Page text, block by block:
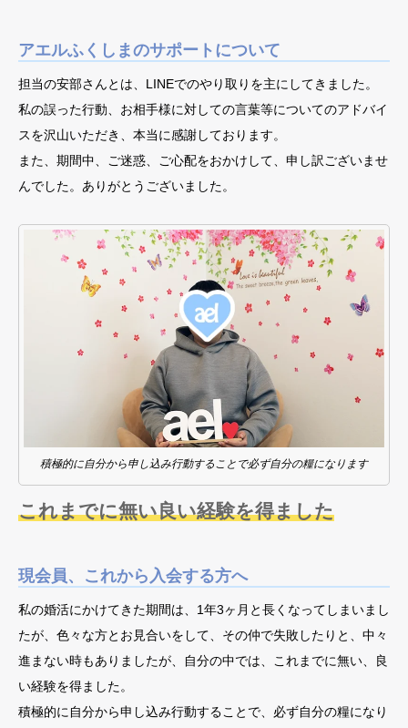
アエルふくしまのサポートについて
担当の安部さんとは、LINEでのやり取りを主にしてきました。
私の誤った行動、お相手様に対しての言葉等についてのアドバイ
スを沢山いただき、本当に感謝しております。
また、期間中、ご迷惑、ご心配をおかけして、申し訳ございませ
んでした。ありがとうございました。
積極的に自分から申し込み行動することで必ず自分の糧になります
これまでに無い良い経験を得ました
現会員、これから入会する方へ
私の婚活にかけてきた期間は、1年3ヶ月と長くなってしまいまし
たが、色々な方とお見合いをして、その仲で失敗したりと、中々
進まない時もありましたが、自分の中では、これまでに無い、良
い経験を得ました。
積極的に自分から申し込み行動することで、必ず自分の糧になり